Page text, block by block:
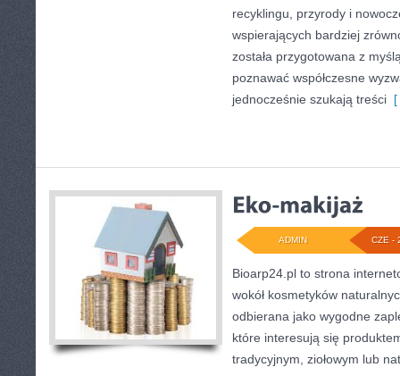
recyklingu, przyrody i
wspierających bardziej
została przygotowana z
poznawać współczesne
jednocześnie szukają treści [
CZE -
ADMIN
Bioarp24.pl to strona
wokół kosmetyków
odbierana jako wygodne
które interesują się
tradycyjnym, ziołowym lub